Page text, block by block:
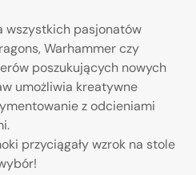
wszystkich pasjonatów
Warhammer czy
poszukujących nowych
umożliwia kreatywne
z odcieniami
przyciągały wzrok na stole